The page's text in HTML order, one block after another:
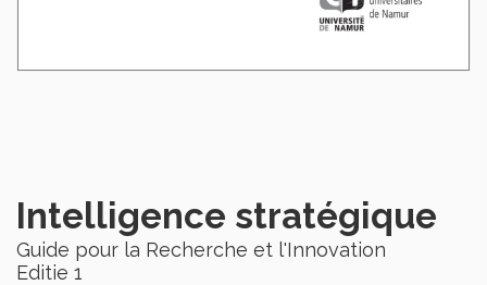
Intelligence stratégique
Guide pour la Recherche et l'Innovation
Editie 1